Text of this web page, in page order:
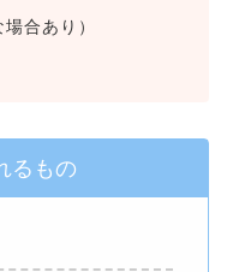
合あり）
るもの